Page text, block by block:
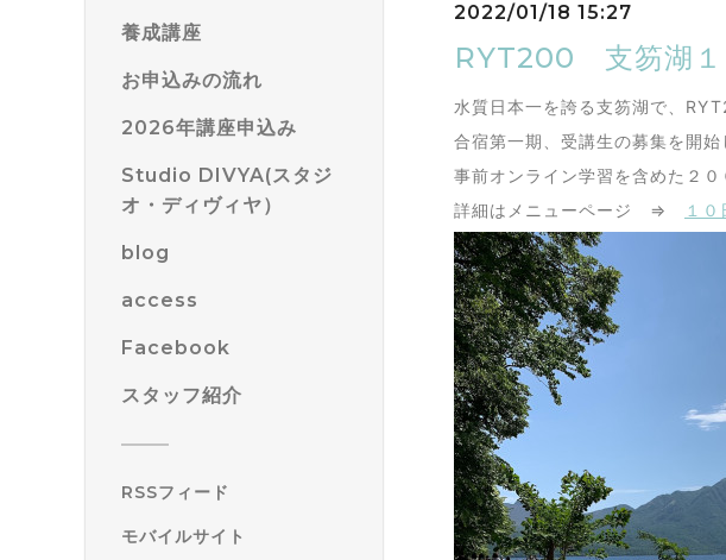
養成講座
お申込みの流れ
2026年講座申込み
Studio DIVYA(スタジ
オ・ディヴィヤ）
blog
access
Facebook
スタッフ紹介
RSSフィード
モバイルサイト
2022/01/18 15:27
RYT200 支笏湖１
水質日本一を誇る支笏湖で、
合宿第一期、受講生の募集を開始
事前オンライン学習を含めた２
詳細はメニューページ ⇒
１